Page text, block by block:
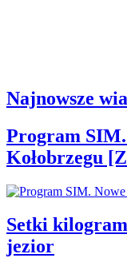
Najnowsze
Program SIM.
Kołobrzegu
Setki
jezior